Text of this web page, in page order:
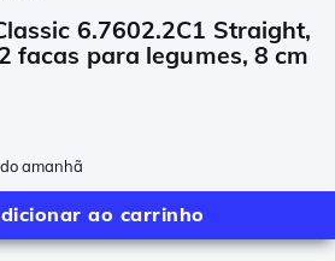
6.7602.2C1 Straight,
facas para legumes, 8 cm
amanhã
ao carrinho